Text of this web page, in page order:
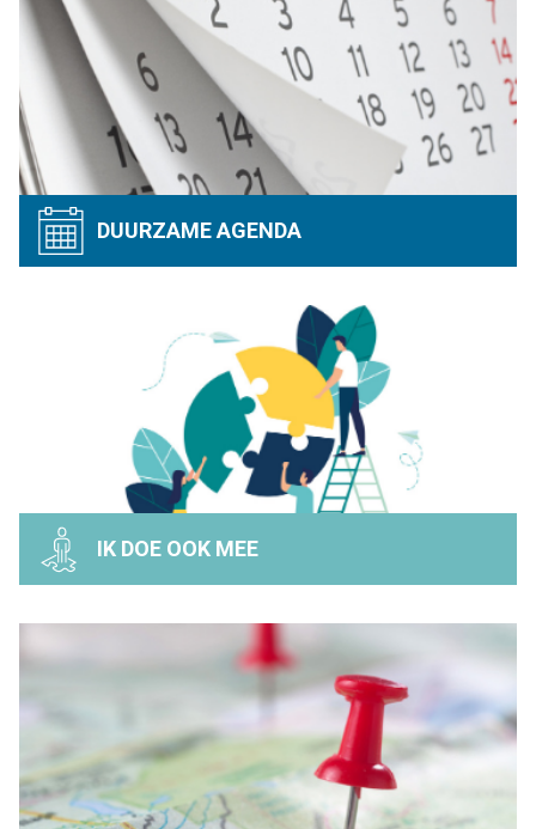
DUURZAME AGENDA
IK DOE OOK MEE